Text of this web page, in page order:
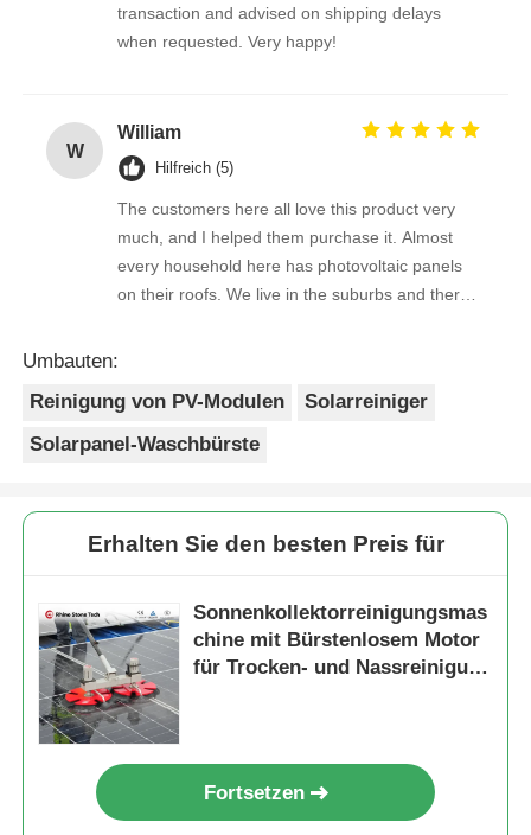
transaction and advised on shipping delays
when requested. Very happy!
W
William
Hilfreich (5)
The customers here all love this product very
much, and I helped them purchase it. Almost
every household here has photovoltaic panels
on their roofs. We live in the suburbs and there
Umbauten:
Reinigung von PV-Modulen
Solarreiniger
Solarpanel-Waschbürste
Erhalten Sie den besten Preis für
Sonnenkollektorreinigungsmas
chine mit Bürstenlosem Motor
für Trocken- und Nassreinigung
Fortsetzen